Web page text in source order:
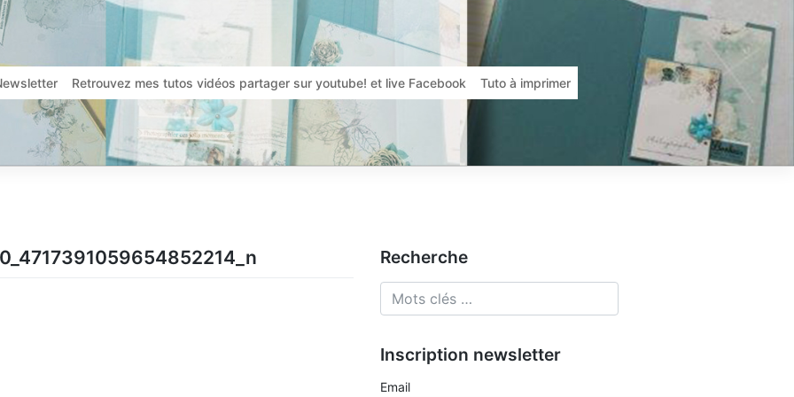
Retrouvez mes tutos vidéos partager sur youtube! et live Facebook Tuto à imprimer
Recherche
Inscription newsletter
Email